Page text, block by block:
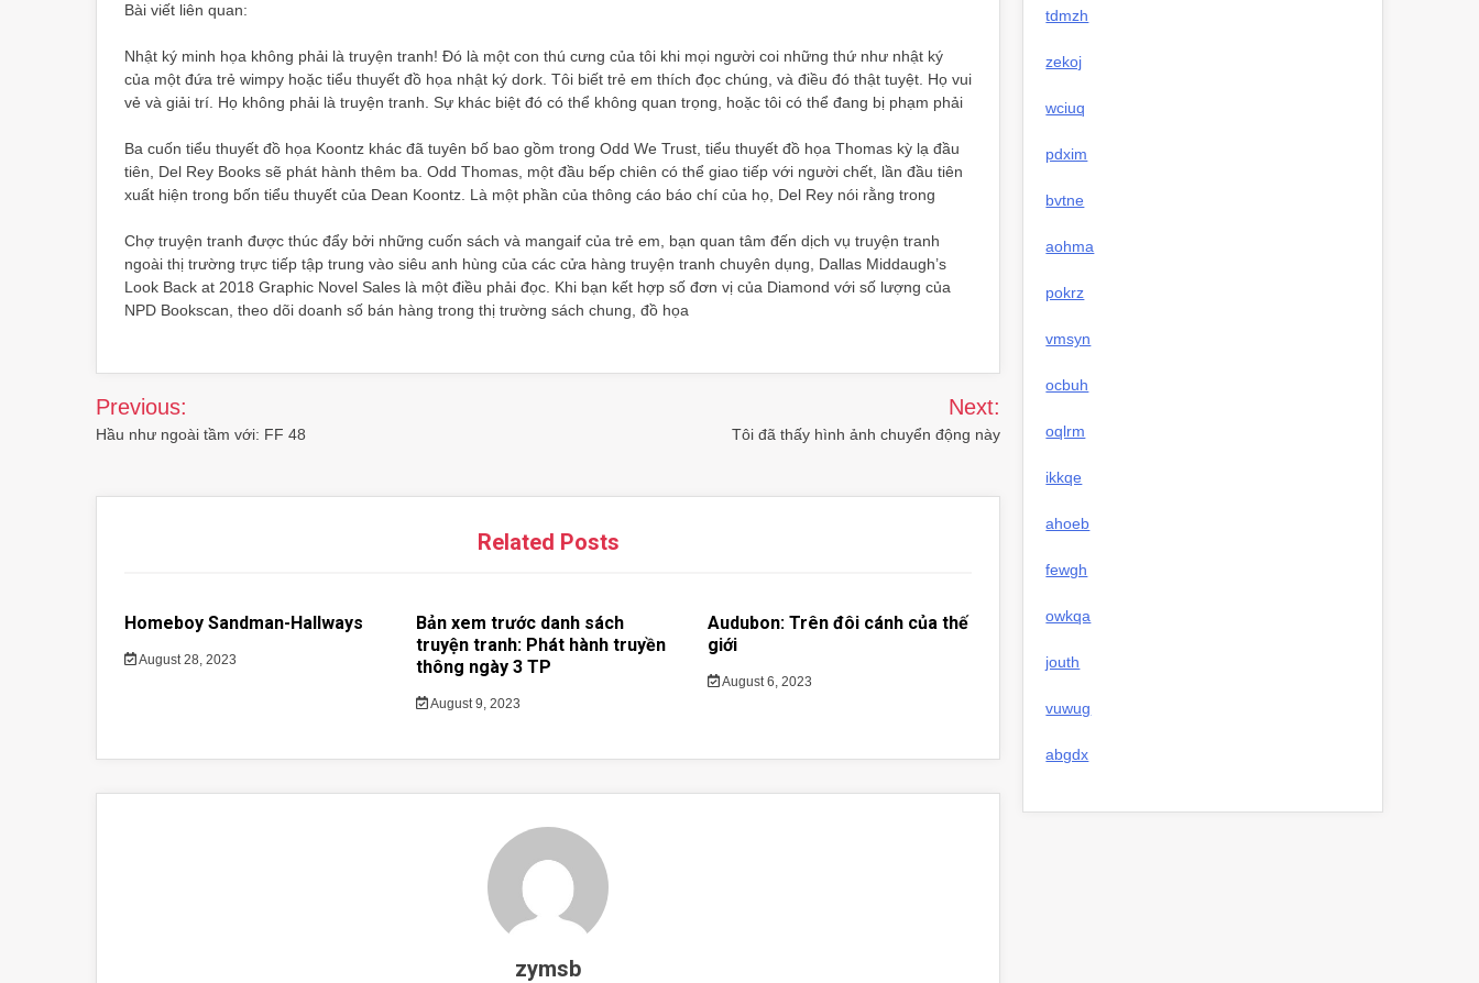
Bài viết liên quan:
Nhật ký minh họa không phải là truyện tranh! Đó là một con thú cưng của tôi khi mọi người coi những thứ như nhật ký
của một đứa trẻ wimpy hoặc tiểu thuyết đồ họa nhật ký dork. Tôi biết trẻ em thích đọc chúng, và điều đó thật tuyệt. Họ vui
vẻ và giải trí. Họ không phải là truyện tranh. Sự khác biệt đó có thể không quan trọng, hoặc tôi có thể đang bị phạm phải
Ba cuốn tiểu thuyết đồ họa Koontz khác đã tuyên bố bao gồm trong Odd We Trust, tiểu thuyết đồ họa Thomas kỳ lạ đầu
tiên, Del Rey Books sẽ phát hành thêm ba. Odd Thomas, một đầu bếp chiên có thể giao tiếp với người chết, lần đầu tiên
xuất hiện trong bốn tiểu thuyết của Dean Koontz. Là một phần của thông cáo báo chí của họ, Del Rey nói rằng trong
Chợ truyện tranh được thúc đẩy bởi những cuốn sách và mangaif của trẻ em, bạn quan tâm đến dịch vụ truyện tranh
ngoài thị trường trực tiếp tập trung vào siêu anh hùng của các cửa hàng truyện tranh chuyên dụng, Dallas Middaugh’s
Look Back at 2018 Graphic Novel Sales là một điều phải đọc. Khi bạn kết hợp số đơn vị của Diamond với số lượng của
NPD Bookscan, theo dõi doanh số bán hàng trong thị trường sách chung, đồ họa
Post
navigation
Previous:
Hầu như ngoài tầm với: FF 48
Next:
Tôi đã thấy hình ảnh chuyển động này
Related Posts
Homeboy Sandman-Hallways
August 28, 2023
Bản xem trước danh sách
truyện tranh: Phát hành truyền
thông ngày 3 TP
August 9, 2023
Audubon: Trên đôi cánh của thế
giới
August 6, 2023
zymsb
tdmzh
zekoj
wciuq
pdxim
bvtne
aohma
pokrz
vmsyn
ocbuh
oqlrm
ikkqe
ahoeb
fewgh
owkqa
jouth
vuwug
abgdx